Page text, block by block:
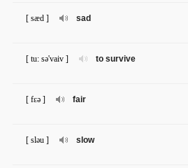
sad
[ sæd ]
to survive
[ tu: sə'vaiv ]
fair
[ fɛə ]
slow
[ sləu ]